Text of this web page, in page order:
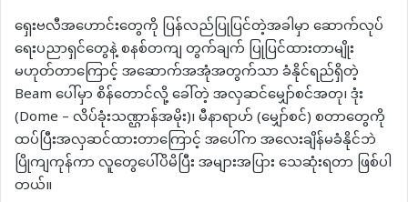
ရှေးဗလီအဟောင်းတွေကို ပြန်လည်ပြုပြင်တဲ့အခါမှာ ဆောက်လုပ်
ရေးပညာရှင်တွေနဲ့ စနစ်တကျ တွက်ချက် ပြုပြင်ထားတာမျိုး
မဟုတ်တာကြောင့် အဆောက်အအုံအတွက်သာ ခံနိုင်ရည်ရှိတဲ့
Beam ပေါ်မှာ စိန်တောင်လို့ ခေါ်တဲ့ အလှဆင်မျှော်စင်အတု၊ ဒုံး
(Dome – လိပ်ခုံးသဏ္ဌာန်အမိုး)၊ မီနာရာဟ် (မျှော်စင်) စတာတွေကို
ထပ်ပြီးအလှဆင်ထားတာကြောင့် အပေါ်က အလေးချိန်မခံနိုင်ဘဲ
ပြိုကျကုန်ကာ လူတွေပေါ်ပိမိပြီး အများအပြား သေဆုံးရတာ ဖြစ်ပါ
တယ်။